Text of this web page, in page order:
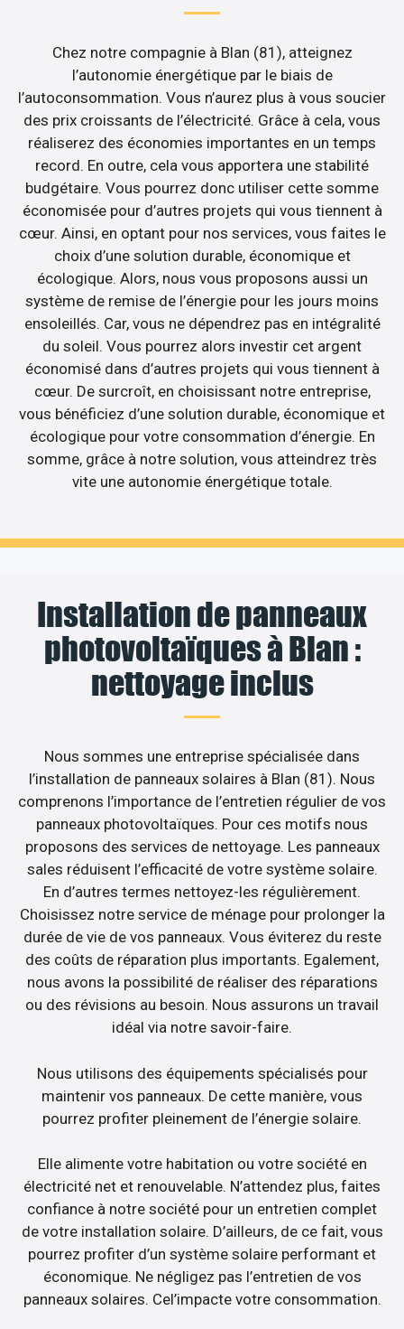
Chez notre compagnie à Blan (81), atteignez
l’autonomie énergétique par le biais de
l’autoconsommation. Vous n’aurez plus à vous soucier
des prix croissants de l’électricité. Grâce à cela, vous
réaliserez des économies importantes en un temps
record. En outre, cela vous apportera une stabilité
budgétaire. Vous pourrez donc utiliser cette somme
économisée pour d’autres projets qui vous tiennent à
cœur. Ainsi, en optant pour nos services, vous faites le
choix d’une solution durable, économique et
écologique. Alors, nous vous proposons aussi un
système de remise de l’énergie pour les jours moins
ensoleillés. Car, vous ne dépendrez pas en intégralité
du soleil. Vous pourrez alors investir cet argent
économisé dans d’autres projets qui vous tiennent à
cœur. De surcroît, en choisissant notre entreprise,
vous bénéficiez d’une solution durable, économique et
écologique pour votre consommation d’énergie. En
somme, grâce à notre solution, vous atteindrez très
vite une autonomie énergétique totale.
Installation de panneaux
photovoltaïques à Blan :
nettoyage inclus
Nous sommes une entreprise spécialisée dans
l’installation de panneaux solaires à Blan (81). Nous
comprenons l’importance de l’entretien régulier de vos
panneaux photovoltaïques. Pour ces motifs nous
proposons des services de nettoyage. Les panneaux
sales réduisent l’efficacité de votre système solaire.
En d’autres termes nettoyez-les régulièrement.
Choisissez notre service de ménage pour prolonger la
durée de vie de vos panneaux. Vous éviterez du reste
des coûts de réparation plus importants. Egalement,
nous avons la possibilité de réaliser des réparations
ou des révisions au besoin. Nous assurons un travail
idéal via notre savoir-faire.
Nous utilisons des équipements spécialisés pour
maintenir vos panneaux. De cette manière, vous
pourrez profiter pleinement de l’énergie solaire.
Elle alimente votre habitation ou votre société en
électricité net et renouvelable. N’attendez plus, faites
confiance à notre société pour un entretien complet
de votre installation solaire. D’ailleurs, de ce fait, vous
pourrez profiter d’un système solaire performant et
économique. Ne négligez pas l’entretien de vos
panneaux solaires. Cel’impacte votre consommation.